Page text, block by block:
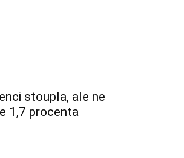
stoupla, ale ne
1,7 procenta